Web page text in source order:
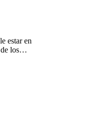
estar en
los